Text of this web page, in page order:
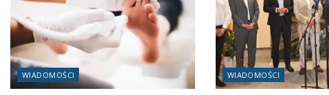
WIADOMOŚCI WIADOMOŚCI